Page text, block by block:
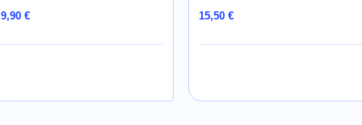
9,90 € 15,50 €